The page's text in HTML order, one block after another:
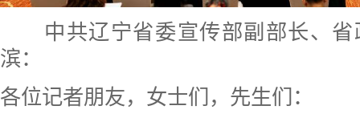
中共辽宁省委宣传部副部长、
滨：
各位记者朋友，女士们，先生们：